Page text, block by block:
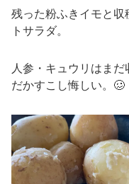
残った粉ふきイモと
トサラダ。
人参・キュウリはま
だかすこし悔しい。🥴